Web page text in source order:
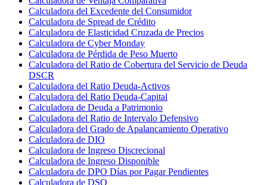
Calculadora del Excedente del Consumidor
Calculadora de Spread de Crédito
Calculadora de Elasticidad Cruzada de Precios
Calculadora de Cyber Monday
Calculadora de Pérdida de Peso Muerto
Calculadora del Ratio de Cobertura del Servicio de Deuda
DSCR
Calculadora del Ratio Deuda-Activos
Calculadora del Ratio Deuda-Capital
Calculadora de Deuda a Patrimonio
Calculadora del Ratio de Intervalo Defensivo
Calculadora del Grado de Apalancamiento Operativo
Calculadora de DIO
Calculadora de Ingreso Discrecional
Calculadora de Ingreso Disponible
Calculadora de DPO Días por Pagar Pendientes
Calculadora de DSO